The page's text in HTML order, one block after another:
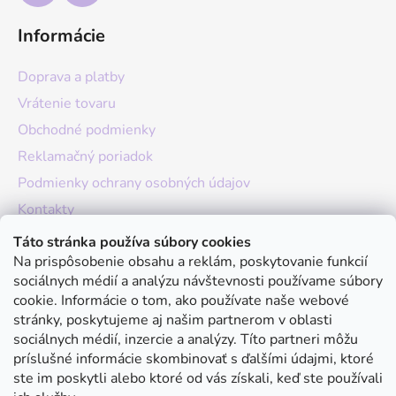
Táto stránka používa súbory cookies
Na prispôsobenie obsahu a reklám, poskytovanie funkcií
sociálnych médií a analýzu návštevnosti používame súbory
cookie. Informácie o tom, ako používate naše webové
stránky, poskytujeme aj našim partnerom v oblasti
sociálnych médií, inzercie a analýzy. Títo partneri môžu
príslušné informácie skombinovať s ďalšími údajmi, ktoré
ste im poskytli alebo ktoré od vás získali, keď ste používali
Informácie
Doprava a platby
Vrátenie tovaru
Obchodné podmienky
Reklamačný poriadok
Podmienky ochrany osobných údajov
Kontakty
O nás
Hodnotenie obchodu
Moja objednávka
Instagram